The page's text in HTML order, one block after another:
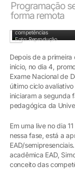
Programação
forma remota
competências
Foto: Reprodução
Depois de a
início, no dia 4,
Exame Nacional de
último ciclo
iniciaram a segunda
pedagógica da
Em uma live no dia
nessa fase, está a
EAD/
acadêmica EAD,
conceito das